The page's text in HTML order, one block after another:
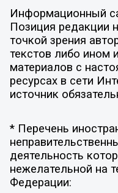
Информационный
Позиция редакции
точкой зрения
текстов либо ином
материалов с
ресурсах в сети
источник
* Перечень
деятельность
нежелательной на
Федерации: